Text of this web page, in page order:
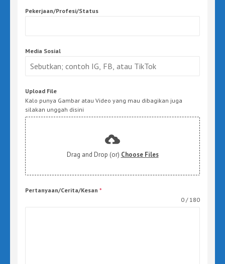
Pekerjaan/Profesi/Status
Media Sosial
Upload File
Kalo punya Gambar atau Video yang mau dibagikan juga
silakan unggah disini
Drag and Drop (or) Choose Files
Pertanyaan/Cerita/Kesan *
0 / 180